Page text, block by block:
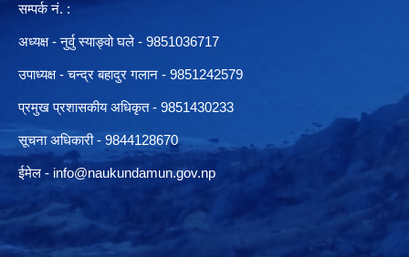
सम्पर्क नं. :
अध्यक्ष - नुर्वु स्याङ्वो घले - 9851036717
उपाध्यक्ष - चन्द्र बहादुर गलान - 9851242579
प्रमुख प्रशासकीय अधिकृत - 9851430233
सूचना अधिकारी - 9844128670
ईमेल - info@naukundamun.gov.np